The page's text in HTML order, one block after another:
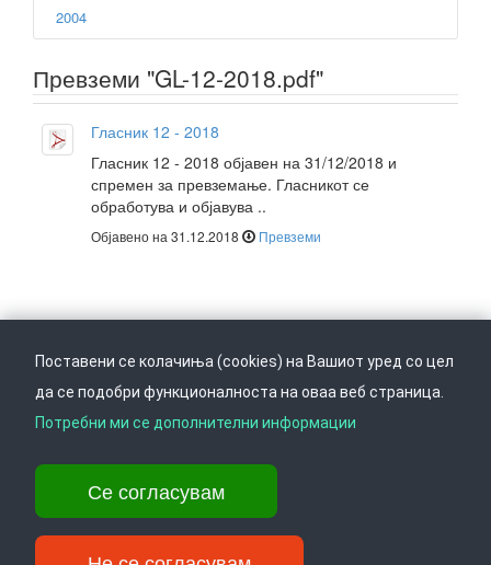
2004
Превземи "GL-12-2018.pdf"
Гласник 12 - 2018
Гласник 12 - 2018 објавен на 31/12/2018 и
спремен за превземање. Гласникот се
обработува и објавува ..
Објавено на 31.12.2018 Превземи
Врати се горе Следете не на
Ул. Даме Груев 14, Катна гаража Беко на 1-виот кат, 1000 Скопје,
Тел: +389 2 3103 601 (641), Факс: +389 2 3137 149 |
info@ippo.gov.mk
Поставени се колачиња (cookies) на Вашиот уред со цел
да се подобри функционалноста на оваа веб страница.
Потребни ми се дополнителни информации
Се согласувам